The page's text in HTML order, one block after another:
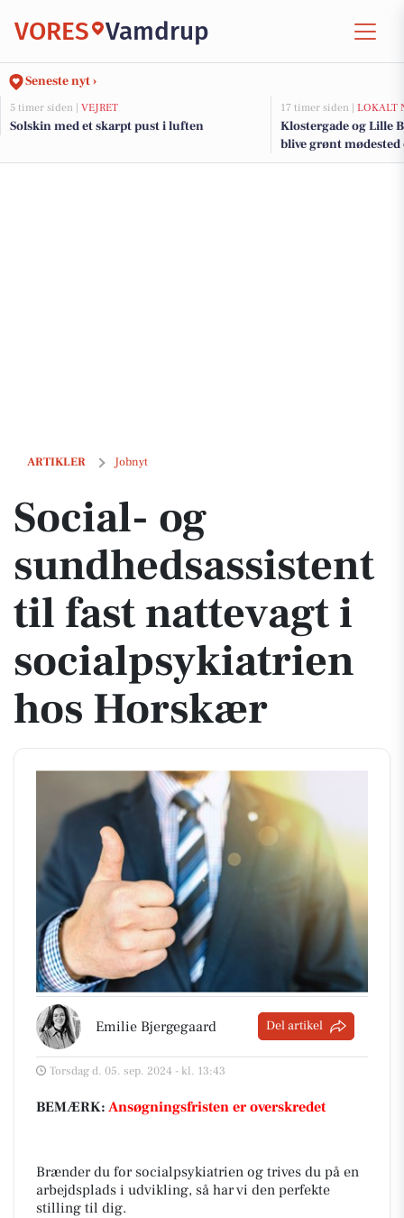
VORES Vamdrup
Seneste nyt ›
5 timer siden | VEJRET
Solskin med et skarpt pust i luften
17 timer siden | LOKALT
Klostergade og Lille
blive grønt
renovering og
ARTIKLER Jobnyt
Social- og sundhedsassistent til fast nattevagt i socialpsykiatrien
Social- og
sundhedsassistent
til fast nattevagt i
socialpsykiatrien
hos Horskær
Emilie Bjergegaard Del artikel
Torsdag d. 05. sep. 2024 - kl. 13:43
BEMÆRK: Ansøgningsfristen er overskredet
Brænder du for socialpsykiatrien og trives du på en
arbejdsplads i udvikling, så har vi den perfekte
stilling til dig.